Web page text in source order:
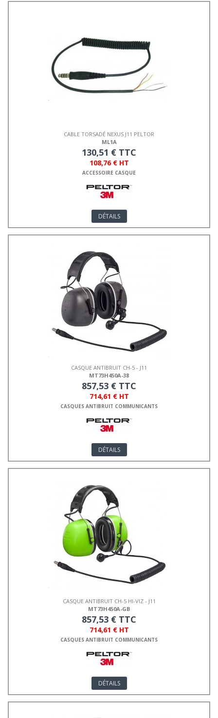
CABLE TORSADÉ NEXUS J11 PELTOR
ML1A
130,51 € TTC
108,76 € HT
ACCESSOIRE CASQUE
DÉTAILS
CASQUE ANTIBRUIT CH-5 - J11
MT73H450A-38
857,53 € TTC
714,61 € HT
CASQUES ANTIBRUIT COMMUNICANTS
DÉTAILS
CASQUE ANTIBRUIT CH-5 HI-VIZ - J11
MT73H450A-GB
857,53 € TTC
714,61 € HT
CASQUES ANTIBRUIT COMMUNICANTS
DÉTAILS